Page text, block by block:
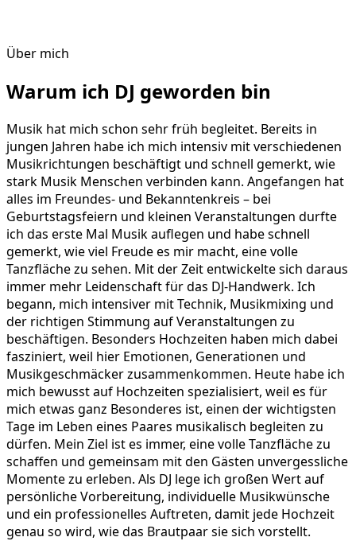
Über mich
Warum ich DJ geworden bin
Musik hat mich schon sehr früh begleitet. Bereits in
jungen Jahren habe ich mich intensiv mit verschiedenen
Musikrichtungen beschäftigt und schnell gemerkt, wie
stark Musik Menschen verbinden kann. Angefangen hat
alles im Freundes- und Bekanntenkreis – bei
Geburtstagsfeiern und kleinen Veranstaltungen durfte
ich das erste Mal Musik auflegen und habe schnell
gemerkt, wie viel Freude es mir macht, eine volle
Tanzfläche zu sehen. Mit der Zeit entwickelte sich daraus
immer mehr Leidenschaft für das DJ-Handwerk. Ich
begann, mich intensiver mit Technik, Musikmixing und
der richtigen Stimmung auf Veranstaltungen zu
beschäftigen. Besonders Hochzeiten haben mich dabei
fasziniert, weil hier Emotionen, Generationen und
Musikgeschmäcker zusammenkommen. Heute habe ich
mich bewusst auf Hochzeiten spezialisiert, weil es für
mich etwas ganz Besonderes ist, einen der wichtigsten
Tage im Leben eines Paares musikalisch begleiten zu
dürfen. Mein Ziel ist es immer, eine volle Tanzfläche zu
schaffen und gemeinsam mit den Gästen unvergessliche
Momente zu erleben. Als DJ lege ich großen Wert auf
persönliche Vorbereitung, individuelle Musikwünsche
und ein professionelles Auftreten, damit jede Hochzeit
genau so wird, wie das Brautpaar sie sich vorstellt.